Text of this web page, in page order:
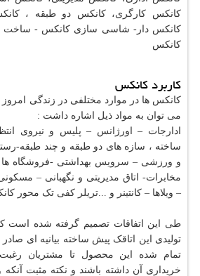
کانکس کارگری، کانکس دو طبقه ،
کانکس دار- شاسی سازی کانکس -
کانکس
کاربرد کانکس
کانکس ها در موارد مختلفی در زندگی امروز
می توان به مواد ذیل اشاره داشت :
ادارجات – اورژانس – پلیس و نیروی
ساخته ، سازه های دو طبقه و چند طبقه-
و ورزشی – سرویس بهداشتی -فروشگاه ها
مخابرات- اتاق مدیریتی و نگهبانی –
– ویلاها – کانتینر و ...تریلر کفی تک محور
طی این اتفاقات تصمیم گرفته شده است
تولیدی این اتاقک پیش ساخته بیانیه ای
تمام شده این محصول تا مشتریان
خریداری آن داشته باشند و نکته مثبت